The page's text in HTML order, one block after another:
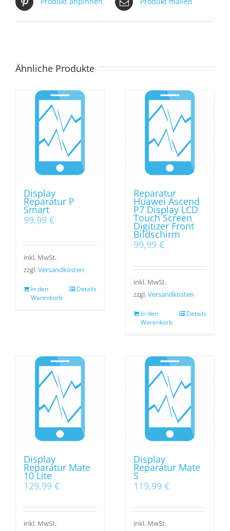
Ähnliche Produkte
Display
Reparatur P
Smart
99,99 €
inkl. MwSt.
zzgl.Versandkosten
In den
Warenkorb
Details
Reparatur
Huawei Ascend
P7 Display LCD
Touch Screen
Digitizer Front
Bildschirm
99,99 €
inkl. MwSt.
zzgl.Versandkosten
In den
Warenkorb
Details
Display
Reparatur Mate
10 Lite
129,99 €
inkl. MwSt.
Display
Reparatur Mate
S
119,99 €
inkl. MwSt.